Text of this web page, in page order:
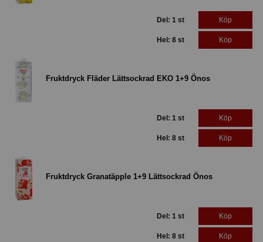
Del: 1 st Köp
Hel: 8 st Köp
Fruktdryck Fläder Lättsockrad EKO 1+9 Önos
Del: 1 st Köp
Hel: 8 st Köp
Fruktdryck Granatäpple 1+9 Lättsockrad Önos
Del: 1 st Köp
Hel: 8 st Köp